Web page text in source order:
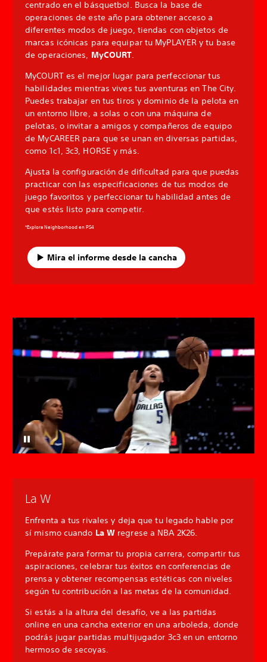
centrado en el básquetbol. Busca la base de
operaciones de este año para obtener acceso a
diferentes modos de juego, tiendas con objetos de
marcas icónicas para equipar tu MyPLAYER y tu base
de operaciones, MyCOURT
MyCOURT es el mejor lugar para perfeccionar tus
habilidades mientras vives tus aventuras en The City.
Puedes trabajar en tus tiros y dominio de la pelota en
un entorno libre, a solas o con una máquina de
pelotas, o invitar a amigos y compañeros de equipo
de MyCAREER para que se unan en diversas partidas,
como 1c1, 3c3, HORSE y más.
Ajusta la configuración de dificultad para que puedas
practicar con las especificaciones de tus modos de
juego favoritos y perfeccionar tu habilidad antes de
que estés listo para competir.
*Explora Neighborhood en PS4
Mira el informe desde la cancha
La W
Enfrenta a tus rivales y deja que tu legado hable por
sí mismo cuando La W regrese a NBA 2K26.
Prepárate para formar tu propia carrera, compartir tus
aspiraciones, celebrar tus éxitos en conferencias de
prensa y obtener recompensas estéticas con niveles
según tu contribución a las metas de la comunidad.
Si estás a la altura del desafío, ve a las partidas
online en una cancha exterior en una arboleda, donde
podrás jugar partidas multijugador 3c3 en un entorno
hermoso de secoyas.